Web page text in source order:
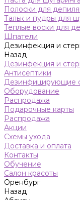
Полоски для
Тальк и пудры для
Теплые воски для
Шпатели
Дезинфекция и
Назад
Дезинфекция и
Антисептики
Дезинфицирующие
Оборудование
Распродажа
Подарочные карты
Распродажа
Акции
Схемы ухода
Доставка и оплата
Контакты
Обучение
Салон красоты
Оренбург
Назад